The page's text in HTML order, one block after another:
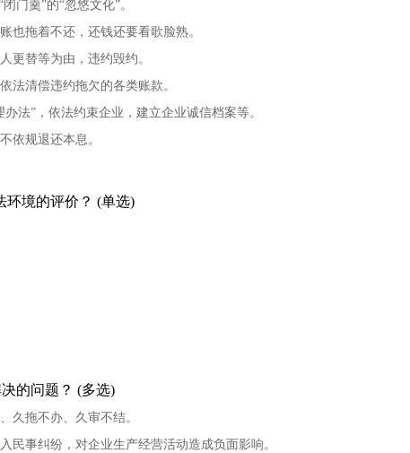
门羹”的“忽悠文化”。
也拖着不还，还钱还要看歌脸熟。
更替等为由，违约毁约。
法清偿违约拖欠的各类账款。
法”，依法约束企业，建立企业诚信档案等。
依规退还本息。
环境的评价？ (单选)
的问题？ (多选)
久拖不办、久审不结。
民事纠纷，对企业生产经营活动造成负面影响。